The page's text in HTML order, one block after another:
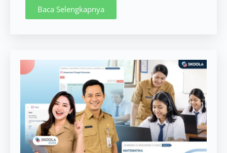
Baca Selengkapnya